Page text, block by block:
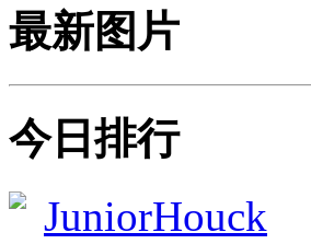
最新图片
今日排行
JuniorHouck